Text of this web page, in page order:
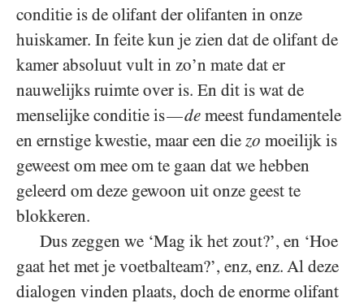
conditie is de olifant der olifanten in onze
huiskamer. In feite kun je zien dat de olifant de
kamer absoluut vult in zo’n mate dat er
nauwelijks ruimte over is. En dit is wat de
menselijke conditie is—de meest fundamentele
en ernstige kwestie, maar een die zo moeilijk is
geweest om mee om te gaan dat we hebben
geleerd om deze gewoon uit onze geest te
blokkeren.
Dus zeggen we ‘Mag ik het zout?’, en ‘Hoe
gaat het met je voetbalteam?’, enz, enz. Al deze
dialogen vinden plaats, doch de enorme olifant